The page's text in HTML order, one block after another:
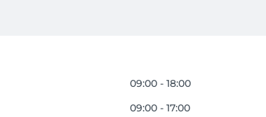
09:00 - 18:00
09:00 - 17:00